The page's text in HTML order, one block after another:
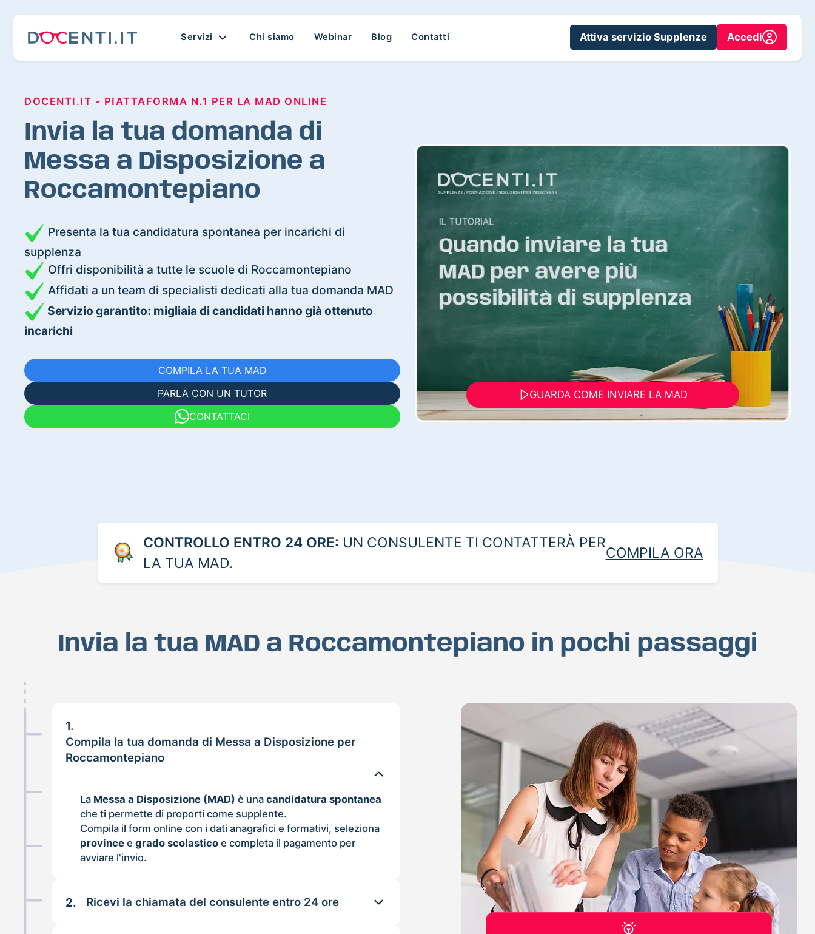
Servizi Chi siamo Webinar Blog Contatti Attiva servizio Supplenze Accedi
DOCENTI.IT - PIATTAFORMA N.1 PER LA MAD ONLINE
Invia la tua domanda di
Messa a Disposizione a
Roccamontepiano
Presenta la tua candidatura spontanea per incarichi di
supplenza
Offri disponibilità a tutte le scuole di Roccamontepiano
Affidati a un team di specialisti dedicati alla tua domanda MAD
Servizio garantito: migliaia di candidati hanno già ottenuto
incarichi
COMPILA LA TUA MAD
PARLA CON UN TUTOR
CONTATTACI
GUARDA COME INVIARE LA MAD
CONTROLLO ENTRO 24 ORE: UN CONSULENTE TI CONTATTERÀ PER
LA TUA MAD.
COMPILA ORA
Invia la tua MAD a Roccamontepiano in pochi passaggi
1.
Compila la tua domanda di Messa a Disposizione per
Roccamontepiano
La Messa a Disposizione (MAD) è unacandidatura spontanea
che ti permette di proporti come supplente.
Compila il form online con i dati anagrafici e formativi, seleziona
province egrado scolastico e completa il pagamento per
avviare l'invio.
2. Ricevi la chiamata del consulente entro 24 ore